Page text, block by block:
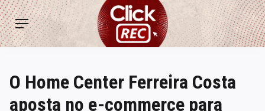
Skip
to
content
ClickREC
Menu
O Home Center Ferreira Costa
aposta no e-commerce para